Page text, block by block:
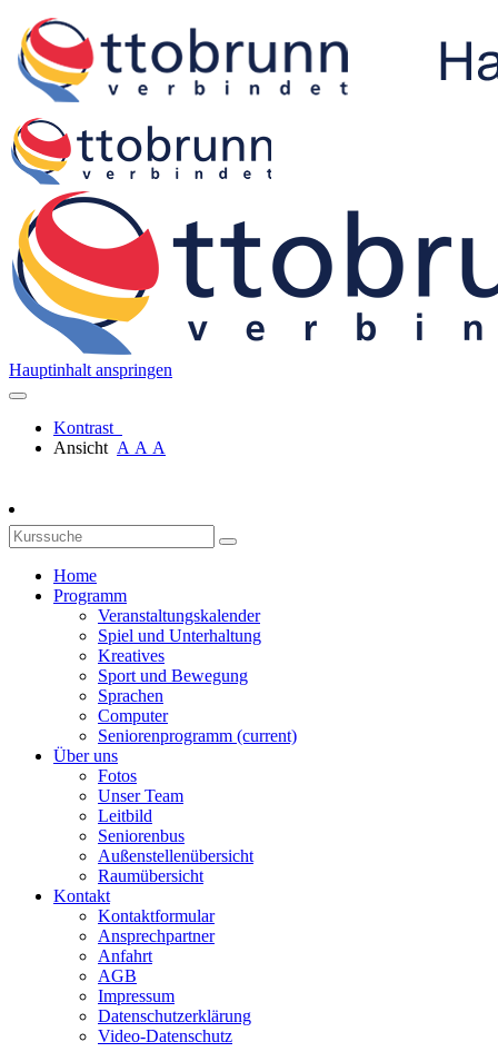
Hauptinhalt anspringen
Kontrast
Ansicht A A A
Home
Programm
Veranstaltungskalender
Spiel und Unterhaltung
Kreatives
Sport und Bewegung
Sprachen
Computer
Seniorenprogramm (current)
Über uns
Fotos
Unser Team
Leitbild
Seniorenbus
Außenstellenübersicht
Raumübersicht
Kontakt
Kontaktformular
Ansprechpartner
Anfahrt
AGB
Impressum
Datenschutzerklärung
Video-Datenschutz